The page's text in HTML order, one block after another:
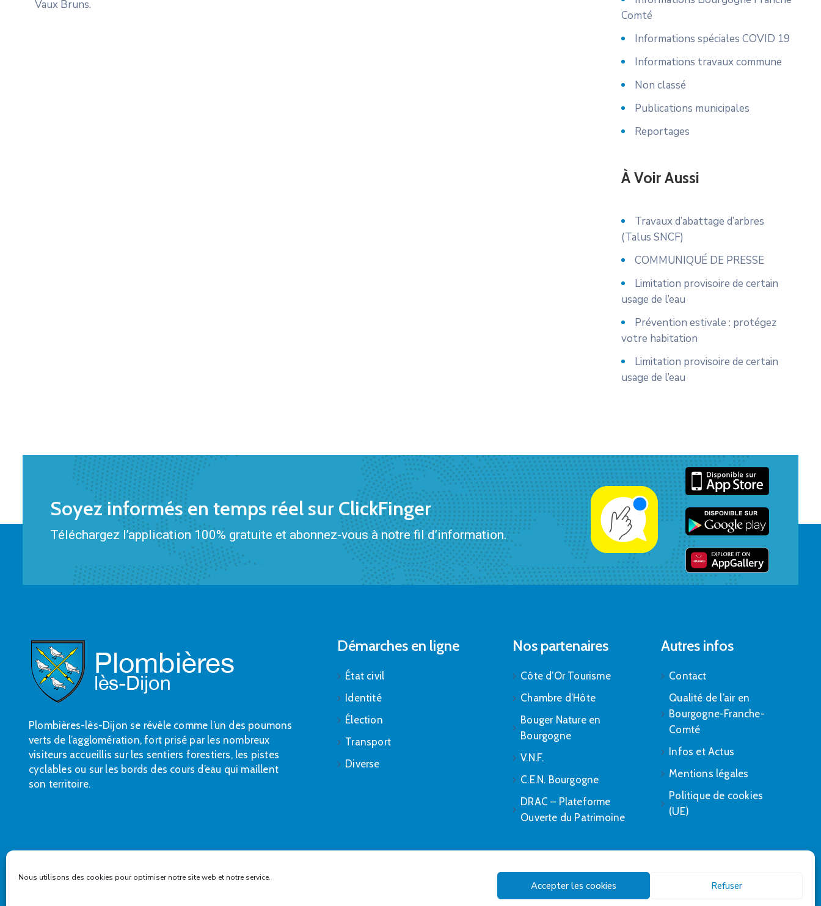
Nous utilisons des cookies pour optimiser notre site web et notre service.
Accepter les cookies Refuser
Vaux Bruns.
Comté
Informations spéciales COVID 19
Informations travaux commune
Non classé
Publications municipales
Reportages
À Voir Aussi
Travaux d’abattage d’arbres
(Talus SNCF)
COMMUNIQUÉ DE PRESSE
Limitation provisoire de certain
usage de l’eau
Prévention estivale : protégez
votre habitation
Limitation provisoire de certain
usage de l’eau
Soyez informés en temps réel sur ClickFinger
Téléchargez l’application 100% gratuite et abonnez-vous à notre fil d’information.
Plombières-lès-Dijon se révèle comme l’un des poumons
verts de l’agglomération, fort prisé par les nombreux
visiteurs accueillis sur les sentiers forestiers, les pistes
cyclables ou sur les bords des cours d’eau qui maillent
son territoire.
Démarches en ligne
État civil
Identité
Élection
Transport
Diverse
Nos partenaires
Côte d’Or Tourisme
Chambre d’Hôte
Bouger Nature en
Bourgogne
V.N.F.
C.E.N. Bourgogne
DRAC – Plateforme
Ouverte du Patrimoine
Autres infos
Contact
Qualité de l’air en
Bourgogne-Franche-
Comté
Infos et Actus
Mentions légales
Politique de cookies
(UE)